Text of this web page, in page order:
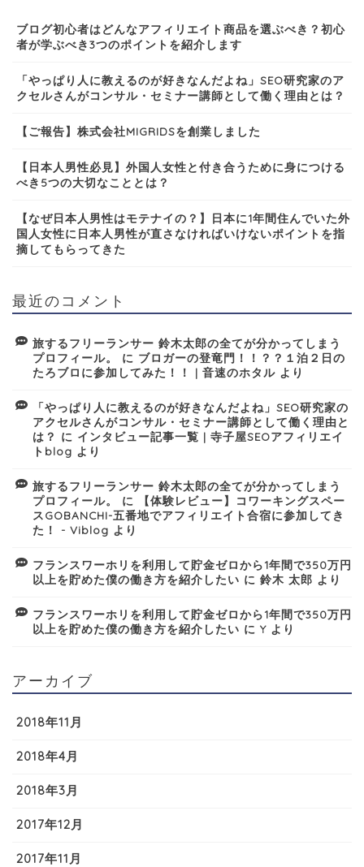
ブログ初心者はどんなアフィリエイト商品を選ぶべき？初心
者が学ぶべき3つのポイントを紹介します
「やっぱり人に教えるのが好きなんだよね」SEO研究家のア
クセルさんがコンサル・セミナー講師として働く理由とは？
【ご報告】株式会社MIGRIDSを創業しました
【日本人男性必見】外国人女性と付き合うために身につける
べき5つの大切なこととは？
【なぜ日本人男性はモテナイの？】日本に1年間住んでいた外
国人女性に日本人男性が直さなければいけないポイントを指
摘してもらってきた
最近のコメント
旅するフリーランサー 鈴木太郎の全てが分かってしまう
プロフィール。
に ブロガーの登竜門！！？？１泊２日の
たろブロに参加してみた！！ | 音速のホタル より
「やっぱり人に教えるのが好きなんだよね」SEO研究家の
アクセルさんがコンサル・セミナー講師として働く理由と
は？ に インタビュー記事一覧 | 寺子屋SEOアフィリエイ
トblog より
旅するフリーランサー 鈴木太郎の全てが分かってしまう
プロフィール。
に
【体験レビュー】コワーキングスペー
スGOBANCHI-五番地でアフィリエイト合宿に参加してき
た！ - Viblog より
フランスワーホリを利用して貯金ゼロから1年間で350万円
以上を貯めた僕の働き方を紹介したい に 鈴木 太郎 より
フランスワーホリを利用して貯金ゼロから1年間で350万円
以上を貯めた僕の働き方を紹介したい に Y より
アーカイブ
2018年11月
2018年4月
2018年3月
2017年12月
2017年11月